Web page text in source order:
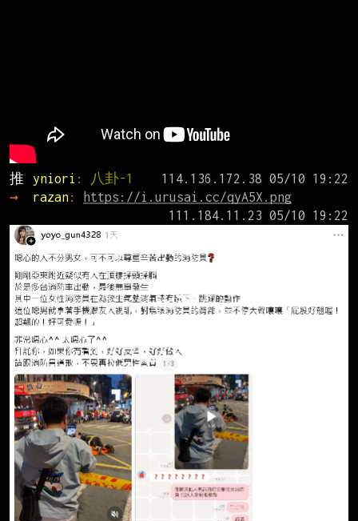
推 yniori : 八卦-1
→
razan:
https://i.urusai.cc/qyA5X.png